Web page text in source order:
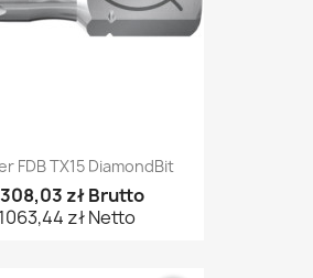
FDB TX15 DiamondBit
308,03 zł Brutto
1063,44 zł Netto